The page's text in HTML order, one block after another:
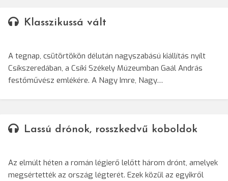
Klasszikussá vált
A tegnap, csütörtökön délután nagyszabású kiállítás nyílt
Csíkszeredában, a Csíki Székely Múzeumban Gaál András
festőművész emlékére. A Nagy Imre, Nagy…
Lassú drónok, rosszkedvű koboldok
Az elmúlt héten a román légierő lelőtt három drónt, amelyek
megsértették az ország légterét. Ezek közül az egyikről